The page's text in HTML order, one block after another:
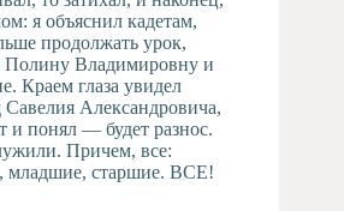
я объяснил кадетам,
продолжать урок,
Полину Владимировну и
Краем глаза увидел
Александровича,
и понял — будет разнос.
Причем, все:
младшие, старшие. ВСЕ!